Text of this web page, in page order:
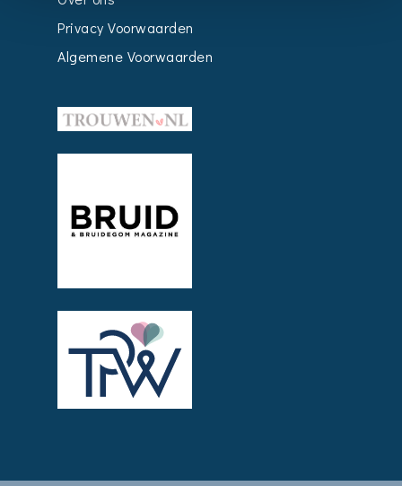
Privacy Voorwaarden
Algemene Voorwaarden